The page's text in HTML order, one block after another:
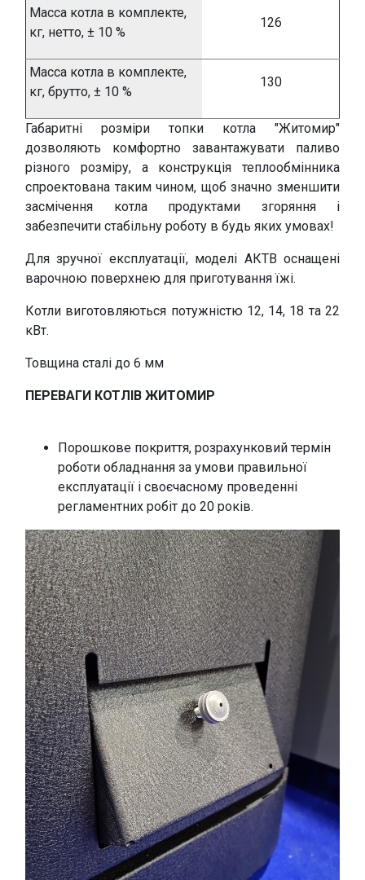
Масса котла в комплекте,
кг, нетто, ± 10 %
126
Масса котла в комплекте,
кг, брутто, ± 10 %
130
Габаритні розміри топки котла "Житомир"
дозволяють комфортно завантажувати паливо
різного розміру, а конструкція теплообмінника
спроектована таким чином, щоб значно зменшити
засмічення котла продуктами згоряння і
забезпечити стабільну роботу в будь яких умовах!
Для зручної експлуатації, моделі АКТВ оснащені
варочною поверхнею для приготування їжі.
Котли виготовляються потужністю 12, 14, 18 та 22
кВт.
Товщина сталі до 6 мм
ПЕРЕВАГИ КОТЛІВ ЖИТОМИР
Порошкове покриття, розрахунковий термін
роботи обладнання за умови правильної
експлуатації і своєчасному проведенні
регламентних робіт до 20 років.